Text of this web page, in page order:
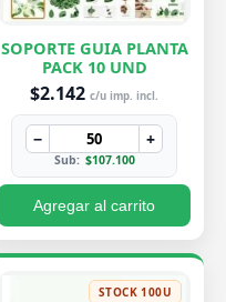
SOPORTE GUIA PLANTA
PACK 10 UND
$2.142 c/u imp. incl.
− +
Sub: $107.100
Agregar al carrito
STOCK 100U